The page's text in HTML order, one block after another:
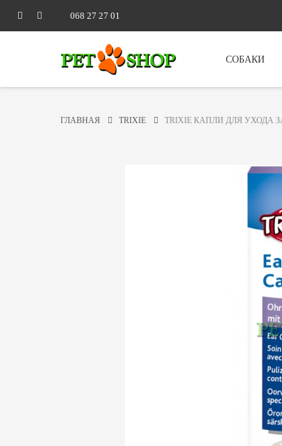
068 27 27 01
СОБАКИ
ГЛАВНАЯ TRIXIE TRIXIE КАПЛИ ДЛЯ УХОДА